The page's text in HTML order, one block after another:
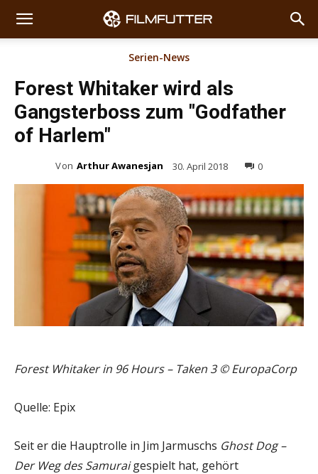
Serien-News
Forest Whitaker wird als
Gangsterboss zum "Godfather
of Harlem"
Von Arthur Awanesjan 30. April 2018 0
Forest Whitaker in 96 Hours – Taken 3 © EuropaCorp
Quelle: Epix
Seit er die Hauptrolle in Jim Jarmuschs Ghost Dog –
Der Weg des Samuraigespielt hat, gehört